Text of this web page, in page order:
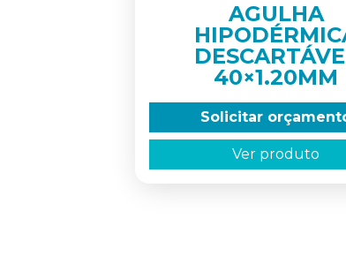
AGULHA
40×1.20MM
Solicitar
Ver produto